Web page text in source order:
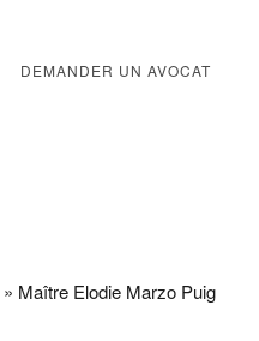
DEMANDER UN AVOCAT
» Maître Elodie Marzo Puig